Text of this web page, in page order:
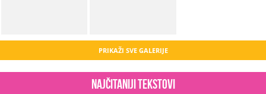
PRIKAŽI SVE GALERIJE
Najčitaniji tekstovi